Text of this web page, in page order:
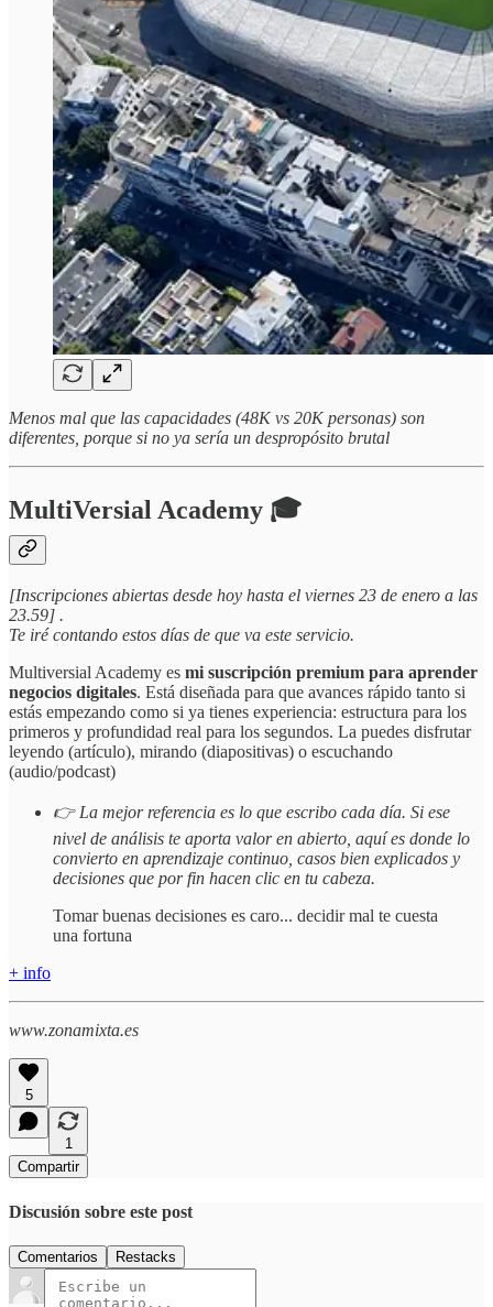
Menos mal que las capacidades (48K vs 20K personas) son
diferentes, porque si no ya sería un despropósito brutal
MultiVersial Academy 🎓
[Inscripciones abiertas desde hoy hasta el viernes 23 de enero a las
23.59] .
Te iré contando estos días de que va este servicio.
Multiversial Academy es mi suscripción premium para aprender
negocios digitales. Está diseñada para que avances rápido tanto si
estás empezando como si ya tienes experiencia: estructura para los
primeros y profundidad real para los segundos. La puedes disfrutar
leyendo (artículo), mirando (diapositivas) o escuchando
(audio/podcast)
👉 La mejor referencia es lo que escribo cada día. Si ese
nivel de análisis te aporta valor en abierto, aquí es donde lo
convierto en aprendizaje continuo, casos bien explicados y
decisiones que por fin hacen clic en tu cabeza.
Tomar buenas decisiones es caro... decidir mal te cuesta
una fortuna
+ info
www.zonamixta.es
5
1
Compartir
Discusión sobre este post
Comentarios Restacks